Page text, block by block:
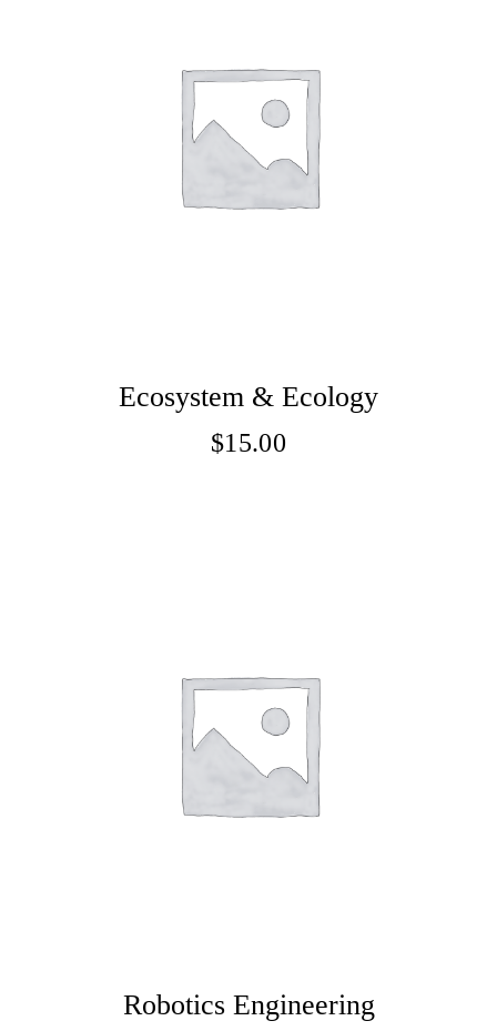
Ecosystem & Ecology
$15.00
Robotics Engineering